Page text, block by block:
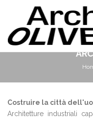
Costruire la città
Architetture industriali